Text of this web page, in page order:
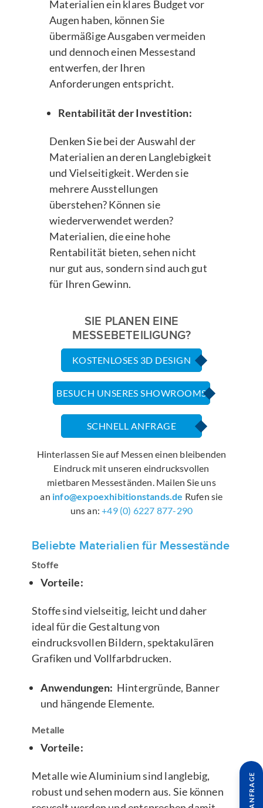
Materialien ein klares Budget vor
Augen haben, können Sie
übermäßige Ausgaben vermeiden
und dennoch einen Messestand
entwerfen, der Ihren
Anforderungen entspricht.
Rentabilität der Investition:
Denken Sie bei der Auswahl der
Materialien an deren Langlebigkeit
und Vielseitigkeit. Werden sie
mehrere Ausstellungen
überstehen? Können sie
wiederverwendet werden?
Materialien, die eine hohe
Rentabilität bieten, sehen nicht
nur gut aus, sondern sind auch gut
für Ihren Gewinn.
SIE PLANEN EINE
MESSEBETEILIGUNG?
KOSTENLOSES 3D DESIGN
BESUCH UNSERES SHOWROOMS
SCHNELL ANFRAGE
Hinterlassen Sie auf Messen einen bleibenden
Eindruck mit unseren eindrucksvollen
mietbaren Messeständen. Mailen Sie uns
an info@expoexhibitionstands.de Rufen sie
uns an:+49 (0) 6227 877-290
Beliebte Materialien für Messestände
Stoffe
Vorteile:
Stoffe sind vielseitig, leicht und daher
ideal für die Gestaltung von
eindrucksvollen Bildern, spektakulären
Grafiken und Vollfarbdrucken.
Anwendungen: Hintergründe, Banner
und hängende Elemente.
Metalle
Vorteile:
Metalle wie Aluminium sind langlebig,
robust und sehen modern aus. Sie können